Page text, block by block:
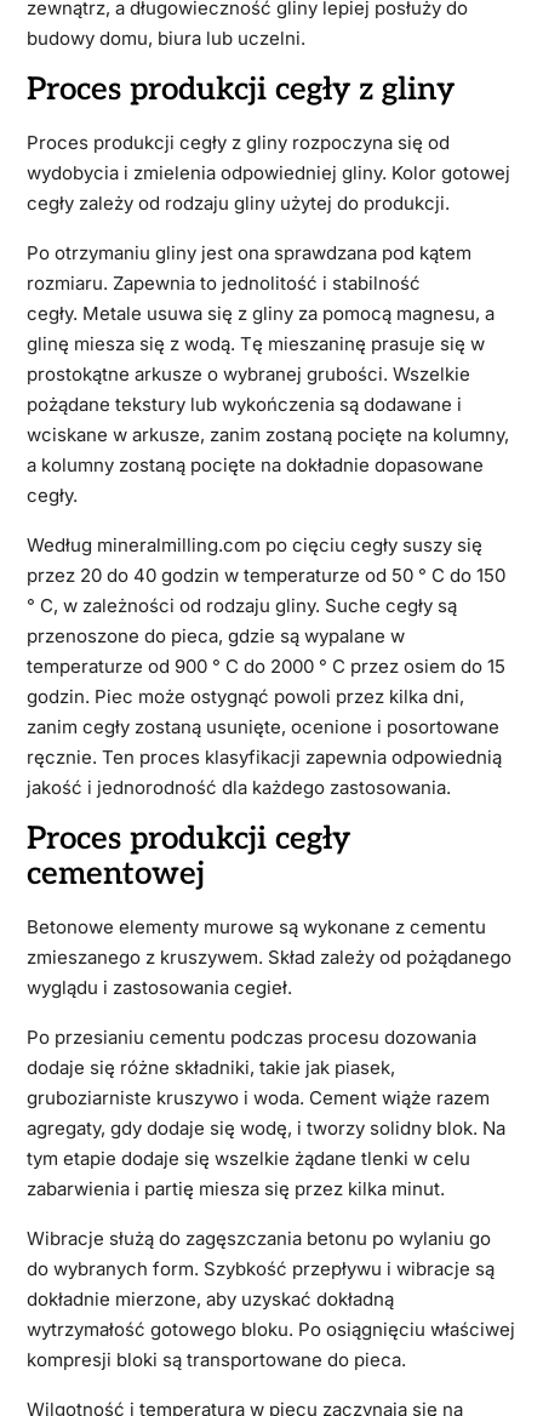
zewnątrz, a długowieczność gliny lepiej posłuży do
budowy domu, biura lub uczelni.
Proces produkcji cegły z gliny
Proces produkcji cegły z gliny rozpoczyna się od
wydobycia i zmielenia odpowiedniej gliny. Kolor gotowej
cegły zależy od rodzaju gliny użytej do produkcji.
Po otrzymaniu gliny jest ona sprawdzana pod kątem
rozmiaru. Zapewnia to jednolitość i stabilność
cegły. Metale usuwa się z gliny za pomocą magnesu, a
glinę miesza się z wodą. Tę mieszaninę prasuje się w
prostokątne arkusze o wybranej grubości. Wszelkie
pożądane tekstury lub wykończenia są dodawane i
wciskane w arkusze, zanim zostaną pocięte na kolumny,
a kolumny zostaną pocięte na dokładnie dopasowane
cegły.
Według mineralmilling.com po cięciu cegły suszy się
przez 20 do 40 godzin w temperaturze od 50 ° C do 150
° C, w zależności od rodzaju gliny. Suche cegły są
przenoszone do pieca, gdzie są wypalane w
temperaturze od 900 ° C do 2000 ° C przez osiem do 15
godzin. Piec może ostygnąć powoli przez kilka dni,
zanim cegły zostaną usunięte, ocenione i posortowane
ręcznie. Ten proces klasyfikacji zapewnia odpowiednią
jakość i jednorodność dla każdego zastosowania.
Proces produkcji cegły
cementowej
Betonowe elementy murowe są wykonane z cementu
zmieszanego z kruszywem. Skład zależy od pożądanego
wyglądu i zastosowania cegieł.
Po przesianiu cementu podczas procesu dozowania
dodaje się różne składniki, takie jak piasek,
gruboziarniste kruszywo i woda. Cement wiąże razem
agregaty, gdy dodaje się wodę, i tworzy solidny blok. Na
tym etapie dodaje się wszelkie żądane tlenki w celu
zabarwienia i partię miesza się przez kilka minut.
Wibracje służą do zagęszczania betonu po wylaniu go
do wybranych form. Szybkość przepływu i wibracje są
dokładnie mierzone, aby uzyskać dokładną
wytrzymałość gotowego bloku. Po osiągnięciu właściwej
kompresji bloki są transportowane do pieca.
Wilgotność i temperatura w piecu zaczynają się na